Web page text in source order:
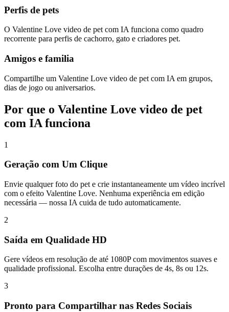
Perfis de pets
O Valentine Love video de pet com IA funciona como quadro
recorrente para perfis de cachorro, gato e criadores pet.
Amigos e familia
Compartilhe um Valentine Love video de pet com IA em grupos,
dias de jogo ou aniversarios.
Por que o Valentine Love video de pet
com IA funciona
1
Geração com Um Clique
Envie qualquer foto do pet e crie instantaneamente um vídeo incrível
com o efeito Valentine Love. Nenhuma experiência em edição
necessária — nossa IA cuida de tudo automaticamente.
2
Saída em Qualidade HD
Gere vídeos em resolução de até 1080P com movimentos suaves e
qualidade profissional. Escolha entre durações de 4s, 8s ou 12s.
3
Pronto para Compartilhar nas Redes Sociais